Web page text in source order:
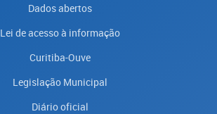
Dados abertos
Lei de acesso à informação
Curitiba-Ouve
Legislação Municipal
Diário oficial